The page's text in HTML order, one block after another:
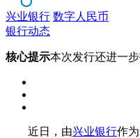
兴业银行 数字人民币
银行动态
核心提示本次发行还进一
近日，由兴业银行作